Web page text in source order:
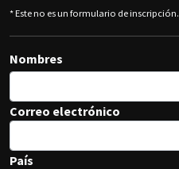
* Este no es un formulario de inscripción.
Nombres
Correo electrónico
País